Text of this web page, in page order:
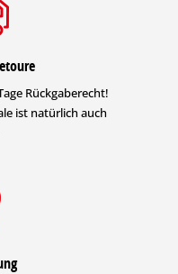
Rückgaberecht!
ist natürlich auch